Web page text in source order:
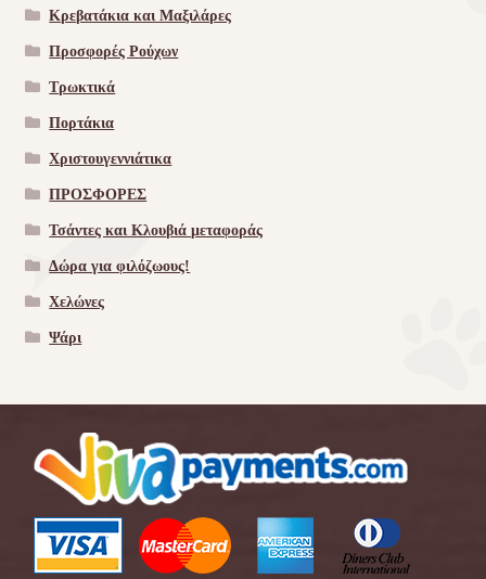
Κρεβατάκια και Μαξιλάρες
Προσφορές Ρούχων
Τρωκτικά
Πορτάκια
Χριστουγεννιάτικα
ΠΡΟΣΦΟΡΕΣ
Τσάντες και Κλουβιά μεταφοράς
Δώρα για φιλόζωους!
Χελώνες
Ψάρι